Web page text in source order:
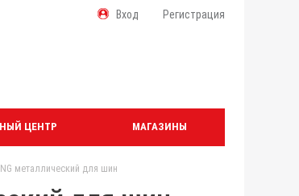
Вход Регистрация
ЦЕНТР МАГАЗИНЫ
металлический для шин